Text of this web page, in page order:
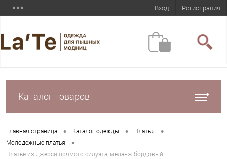
Вход Регистрация
Каталог товаров
Главная страница • Каталог одежды • Платья •
Молодежные платья •
Платье из джерси прямого силуэта, меланж бордовый